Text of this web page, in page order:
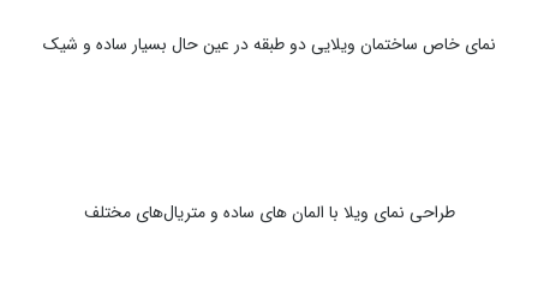
نمای خاص ساختمان ویلایی دو طبقه در عین حال بسیار ساده و شیک
طراحی نمای ویلا با المان های ساده و متریال‌های مختلف